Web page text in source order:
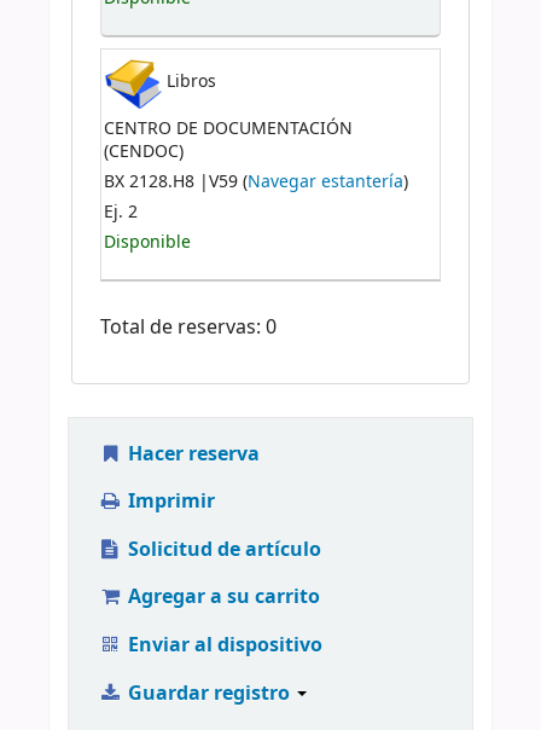
Libros
CENTRO DE DOCUMENTACIÓN
(CENDOC)
BX 2128.H8 |V59 (Navegar estantería)
Ej. 2
Disponible
Total de reservas: 0
Hacer reserva
Imprimir
Solicitud de artículo
Agregar a su carrito
Enviar al dispositivo
Guardar registro